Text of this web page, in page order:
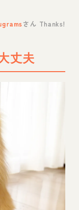
さん Thanks!
丈夫